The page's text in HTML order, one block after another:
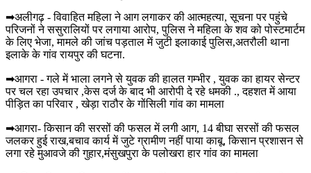
➡अलीगढ़ - विवाहित महिला ने आग लगाकर की आत्महत्या, सूचना पर पहुंचे
परिजनों ने ससुरालियों पर लगाया आरोप, पुलिस ने महिला के शव को पोस्टमार्टम
के लिए भेजा, मामले की जांच पड़ताल में जुटी इलाकाई पुलिस,अतरौली थाना
इलाके के गांव रायपुर की घटना.
➡आगरा - गले में भाला लगने से युवक की हालत गम्भीर , युवक का हायर सेन्टर
पर चल रहा उपचार ,केस दर्ज के बाद भी आरोपी दे रहे धमकी ., दहशत में आया
पीड़ित का परिवार , खेड़ा राठौर के गोंसिली गांव का मामला
➡आगरा- किसान की सरसों की फसल में लगी आग, 14 बीघा सरसों की फसल
जलकर हुई राख,बचाव कार्य में जुटे ग्रामीण नहीं पाया काबू, किसान प्रशासन से
लगा रहे मुआवजे की गुहार,मंसुखपुरा के पलोखरा हार गांव का मामला